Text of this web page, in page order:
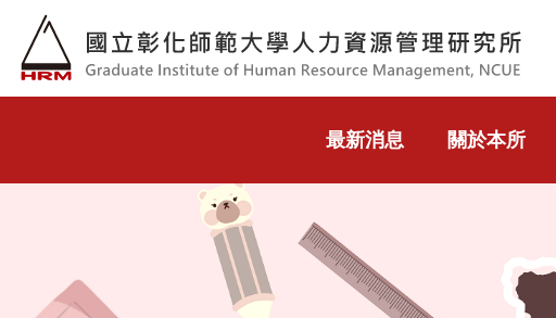
跳到主要內容
最新消息 關於本所